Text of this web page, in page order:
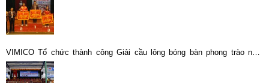
VIMICO Tổ chức thành công Giải cầu lông bóng bàn phong trào năm
2019